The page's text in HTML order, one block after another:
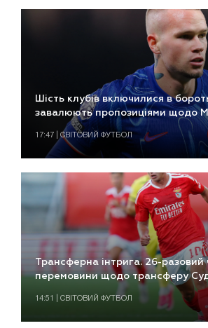
Шість клубів включилися в
завалюють пропозиціями щодо
17:47 | СВІТОВИЙ ФУТБОЛ
Трансферна інтрига. 26-разовий
перемовини щодо трансферу
14:51 | СВІТОВИЙ ФУТБОЛ